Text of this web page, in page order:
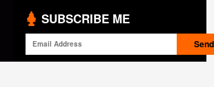
SUBSCRIBE ME